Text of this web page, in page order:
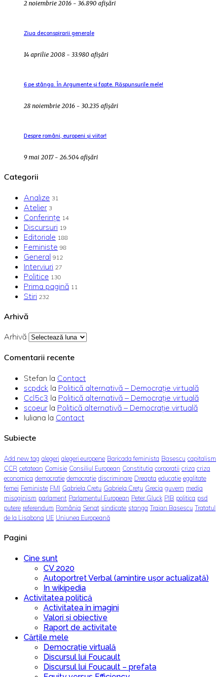
2 noiembrie 2016 - 36.890 afișări
Ziua deconspirarii generale
14 aprilie 2008 - 33.980 afișări
6 pe stânga. În Argumente și fapte. Răspunsurile mele!
28 noiembrie 2016 - 30.235 afișări
Despre români, europeni și viitor!
9 mai 2017 - 26.504 afișări
Categorii
Analize 31
Atelier 3
Conferințe 14
Discursuri 19
Editoriale 188
Feministe 98
General 912
Interviuri 27
Politice 130
Prima pagină 11
Stiri 232
Arhivă
Arhivă
Comentarii recente
Stefan la Contact
scpdck la Politică alternativă – Democraţie virtuală
Ccl5c3 la Politică alternativă – Democraţie virtuală
scoeur la Politică alternativă – Democraţie virtuală
Iuliana la Contact
Subiecte
Add new tag alegeri alegeri europene Baricada feminista Basescu capitalism
CCR cetatean Comisie Consiliul European Constitutia corporatii criza criza
economica democratie democrație discriminare Dreapta educatie egalitate
femei Feministe FMI Gabriela Cretu Gabriela Crețu Grecia guvern media
misoginism parlament Parlamentul European Peter Gluck PIB politica psd
putere referendum România Senat sindicate stanga Traian Basescu Tratatul
de la Lisabona UE Uniunea Europeană
Pagini
Cine sunt
CV 2020
Autoportret Verbal (amintire ușor actualizată)
In wikipedia
Activitatea politică
Activitatea în imagini
Valori și obiective
Raport de activitate
Cărțile mele
Democrație virtuală
Discursul lui Foucault
Discursul lui Foucault – prefata